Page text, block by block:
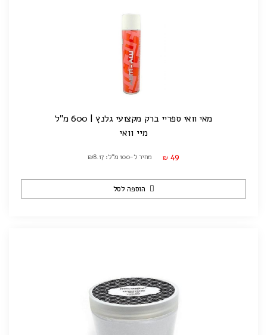
מאי וואי ספריי ברק מקצועי גלנץ | 600 מ"ל
מיי וואי
₪ 49 מחיר ל-100 מ"ל: ₪8.17
הוספה לסל